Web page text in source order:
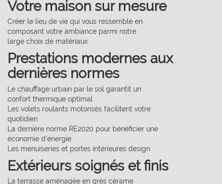
Votre maison sur mesure
Créer le lieu de vie qui vous ressemble en
composant votre ambiance parmi notre
large choix de matériaux
Prestations modernes aux
dernières normes
Le chauffage urbain par le sol garantit un
confort thermique optimal
Les volets roulants motorisés facilitent votre
quotidien
La dernière norme RE2020 pour bénéficier une
économie d’énergie
Les menuiseries et portes intérieures design
Extérieurs soignés et finis
La terrasse aménagée en grès cérame